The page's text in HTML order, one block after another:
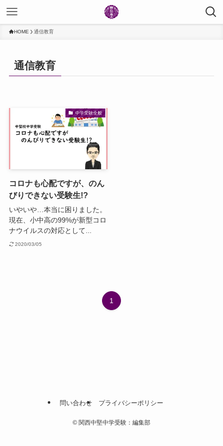
HOME 通信教育
通信教育
中学受験全般
コロナも心配ですが、のん
びりできない受験生!?
いやいや…本当に困りました。
現在、小中高の99%が新型コロ
ナウイルスの対応として...
2020/03/05
1
問い合わせ プライバシーポリシー
© 関西中堅中学受験：編集部